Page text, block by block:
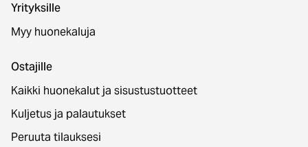
Yrityksille
Myy huonekaluja
Ostajille
Kaikki huonekalut ja sisustustuotteet
Kuljetus ja palautukset
Peruuta tilauksesi